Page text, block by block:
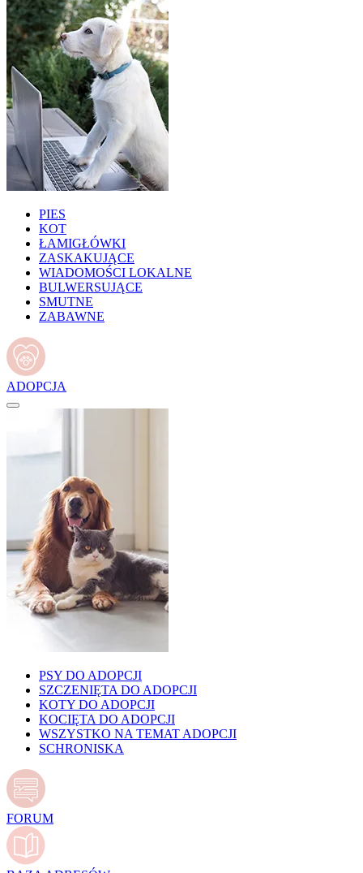
PIES
KOT
ŁAMIGŁÓWKI
ZASKAKUJĄCE
WIADOMOŚCI LOKALNE
BULWERSUJĄCE
SMUTNE
ZABAWNE
ADOPCJA
PSY DO ADOPCJI
SZCZENIĘTA DO ADOPCJI
KOTY DO ADOPCJI
KOCIĘTA DO ADOPCJI
WSZYSTKO NA TEMAT ADOPCJI
SCHRONISKA
FORUM